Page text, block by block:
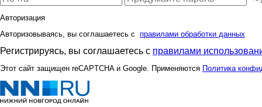
Авторизация
Авторизовываясь, вы соглашаетесь с правилами обработки данных
Регистрируясь, вы соглашаетесь с правилами
Этот сайт защищен reCAPTCHA и Google. Применяются Политика